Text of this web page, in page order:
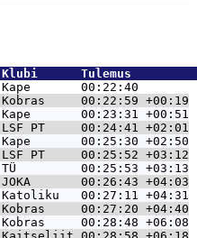
Klubi
00:22:40
00:22:59 +00:19
00:23:31 +00:51
PT     00:24:41 +02:01
00:25:30 +02:50
PT     00:25:52 +03:12
00:25:53 +03:13
00:26:43 +04:03
00:27:11 +04:31
00:27:20 +04:40
00:28:48 +06:08
00:28:58 +06:18